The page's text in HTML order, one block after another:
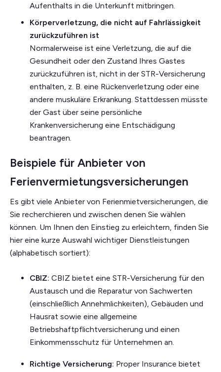
Aufenthalts in die Unterkunft mitbringen.
Körperverletzung, die nicht auf Fahrlässigkeit
zurückzuführen ist
Normalerweise ist eine Verletzung, die auf die
Gesundheit oder den Zustand Ihres Gastes
zurückzuführen ist, nicht in der STR-Versicherung
enthalten, z. B. eine Rückenverletzung oder eine
andere muskuläre Erkrankung. Stattdessen müsste
der Gast über seine persönliche
Krankenversicherung eine Entschädigung
beantragen.
Beispiele für Anbieter von
Ferienvermietungsversicherungen
Es gibt viele Anbieter von Ferienmietversicherungen, die
Sie recherchieren und zwischen denen Sie wählen
können. Um Ihnen den Einstieg zu erleichtern, finden Sie
hier eine kurze Auswahl wichtiger Dienstleistungen
(alphabetisch sortiert):
CBIZ: CBIZ bietet eine STR-Versicherung für den
Austausch und die Reparatur von Sachwerten
(einschließlich Annehmlichkeiten), Gebäuden und
Hausrat sowie eine allgemeine
Betriebshaftpflichtversicherung und einen
Einkommensschutz für Unternehmen an.
Richtige Versicherung: Proper Insurance bietet